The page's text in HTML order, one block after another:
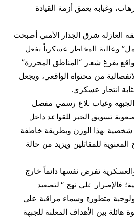
وغيابه يعمق أزمة القيادة
العازلة شرق الجدار الأمني أصبحت
وعالية المخاطر عسكرياً بفعل
يفرغ شعار “المناطق المحررة”
من محتواه الواقعي، ويجعل
انتحار عسكري.
وغياب بلاغ رسمي مفصل
تسويق الخبر للقواعد داخل
شخصية بهذا الوزن وبطريقة خاطفة
للمقاتلين ويزيد من حالة
تفرض نفسها دائماً خارج
فالإصرار على نهج “التصعيد
متطورة وسماء مراقبة على
هائلة بين الأهداف المعلنة للجبهة